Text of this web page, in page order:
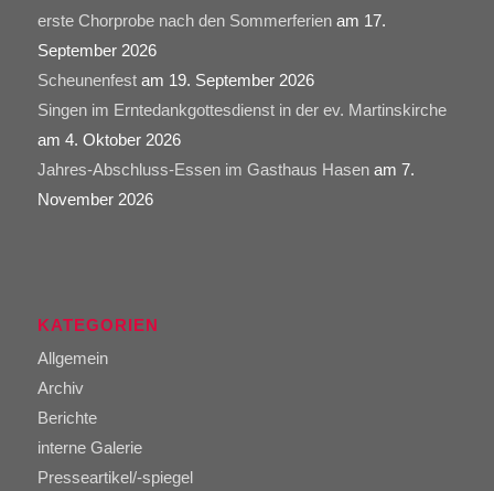
erste Chorprobe nach den Sommerferienam 17.
September 2026
Scheunenfestam 19. September 2026
Singen im Erntedankgottesdienst in der ev. Martinskirche
am 4. Oktober 2026
Jahres-Abschluss-Essen im Gasthaus Hasenam 7.
November 2026
KATEGORIEN
Allgemein
Archiv
Berichte
interne Galerie
Presseartikel/-spiegel